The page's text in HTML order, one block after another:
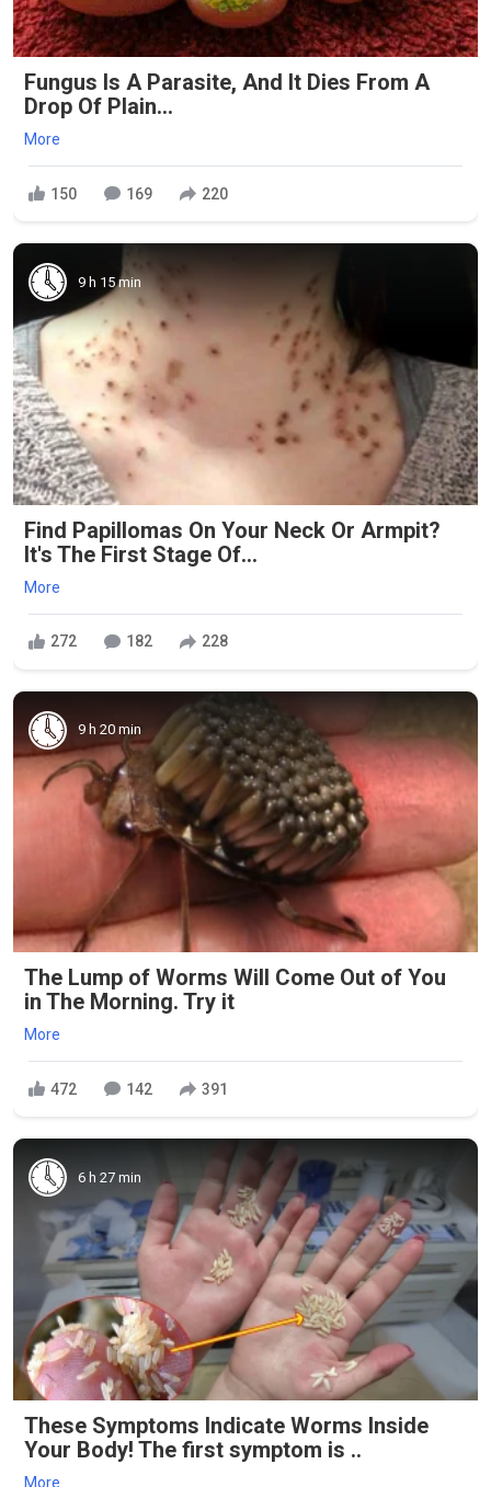
Fungus Is A Parasite, And It Dies From A
Drop Of Plain...
More
150 169 220
9 h 15 min
Find Papillomas On Your Neck Or Armpit?
It's The First Stage Of...
More
272 182 228
9 h 20 min
The Lump of Worms Will Come Out of You
in The Morning. Try it
More
472 142 391
6 h 27 min
These Symptoms Indicate Worms Inside
Your Body! The first symptom is ..
More